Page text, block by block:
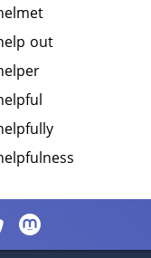
out